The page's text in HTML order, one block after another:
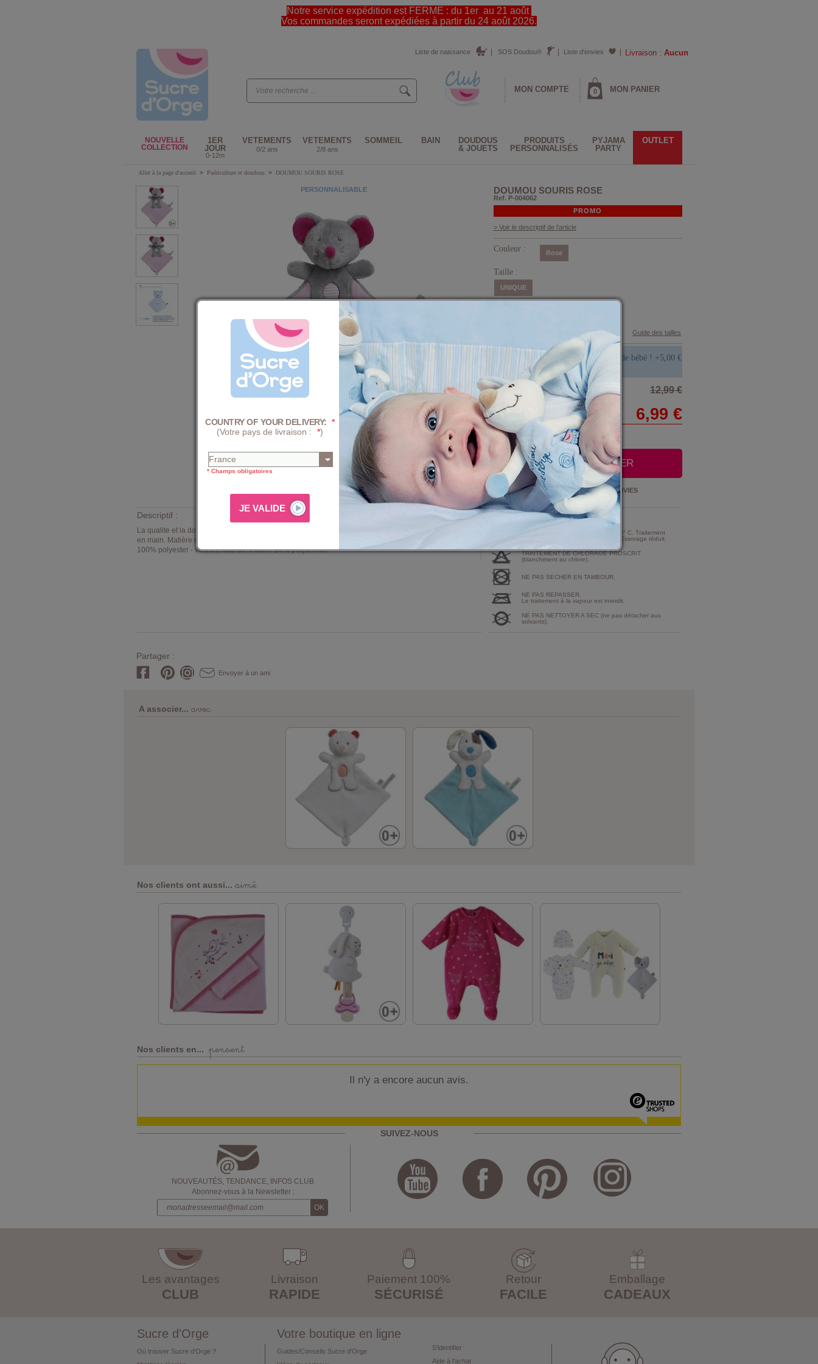
Notre service expédition est FERME : du 1er au 21 août
Vos commandes seront expédiées à partir du 24 août 2026.
Livraison : Aucun
Liste d'envies
SOS Doudou®
Liste de naissance
MON COMPTE 0 MON PANIER
NOUVELLE
COLLECTION
1ER
JOUR
0-12m
VETEMENTS
0/2 ans
VETEMENTS
2/8 ans
SOMMEIL BAIN
DOUDOUS
& JOUETS
PRODUITS
PERSONNALISÉS
PYJAMA
PARTY
OUTLET
Aller à la page d'accueil > Puériculture et doudous > DOUMOU SOURIS ROSE
PERSONNALISABLE DOUMOU SOURIS ROSE
Ref. P-004062
PROMO
> Voir le descriptif de l'article
Couleur : Rose
Taille :
UNIQUE
Guide des tailles
Faire broder le prénom de bébé ! +5,00 €
12,99 €
Prix 6,99 €
AJOUTER AU PANIER
Ajouter à laLISTE D'ENVIES
Descriptif :
La qualite et la douceur
en main. Matière douce et lavable en machine. Composition : peluche 100% polyester - intérieur
100% polyester - velours rasé 80% coton 20% polyamide.
Composition et Entretien :
PROGRAMME TRES MODERE A 30° C. Traitement
mécanique d'intensité très réduite. Essorage réduit.
TRAITEMENT DE CHLORAGE PROSCRIT
(blanchiment au chlore).
NE PAS SECHER EN TAMBOUR.
NE PAS REPASSER.
Le traitement à la vapeur est interdit.
NE PAS NETTOYER A SEC (ne pas détacher aux
solvants).
Partager :
Envoyer à un ami
A associer...
Nos clients ont aussi... aimé
Nos clients en... pensent
Il n'y a encore aucun avis.
SUIVEZ-NOUS
NOUVEAUTÉS, TENDANCE, INFOS CLUB
Abonnez-vous à la Newsletter :
Les avantages
CLUB
Livraison
RAPIDE
Paiement 100%
SÉCURISÉ
Retour
FACILE
Emballage
CADEAUX
Sucre d'Orge
Où trouver Sucre d'Orge ?
Votre boutique en ligne
Guides/Conseils Sucre d'Orge
S'identifier
Aide à l'achat
COUNTRY OF YOUR DELIVERY: *
(Votre pays de livraison :
*)
* Champs obligatoires